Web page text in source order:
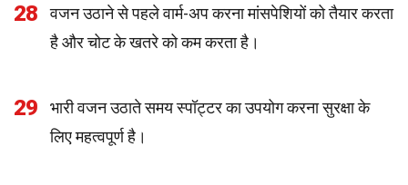
28
वजन उठाने से पहले वार्म-अप करना मांसपेशियों को तैयार करता
है और चोट के खतरे को कम करता है।
29
भारी वजन उठाते समय स्पॉट्टर का उपयोग करना सुरक्षा के
लिए महत्वपूर्ण है।